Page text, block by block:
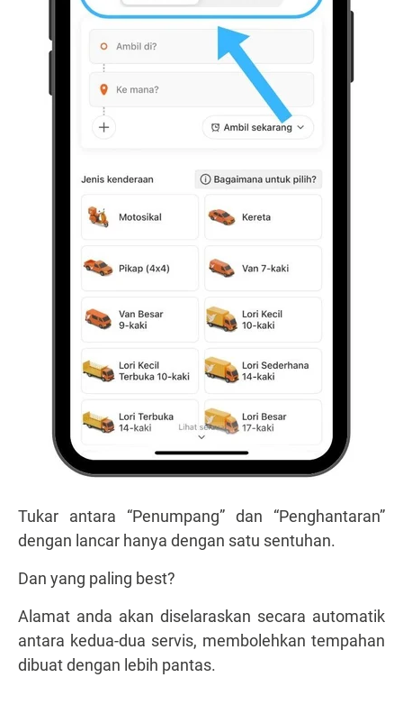
Tukar antara “Penumpang” dan “Penghantaran”
dengan lancar hanya dengan satu sentuhan.
Dan yang paling best?
Alamat anda akan diselaraskan secara automatik
antara kedua-dua servis, membolehkan tempahan
dibuat dengan lebih pantas.